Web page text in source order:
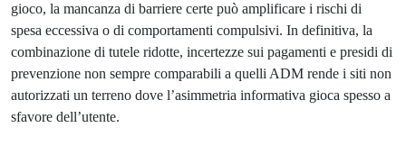
gioco, la mancanza di barriere certe può amplificare i rischi di
spesa eccessiva o di comportamenti compulsivi. In definitiva, la
combinazione di tutele ridotte, incertezze sui pagamenti e presidi di
prevenzione non sempre comparabili a quelli ADM rende i siti non
autorizzati un terreno dove l’asimmetria informativa gioca spesso a
sfavore dell’utente.